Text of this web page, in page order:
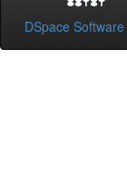
DSpace Software